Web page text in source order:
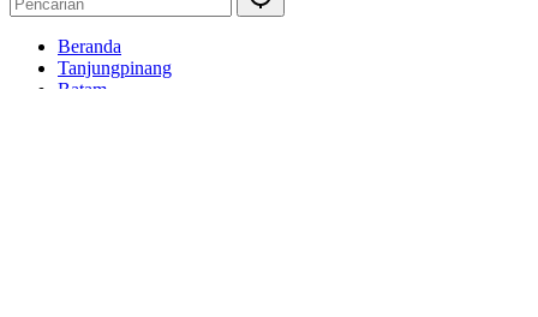
Beranda
Tanjungpinang
Batam